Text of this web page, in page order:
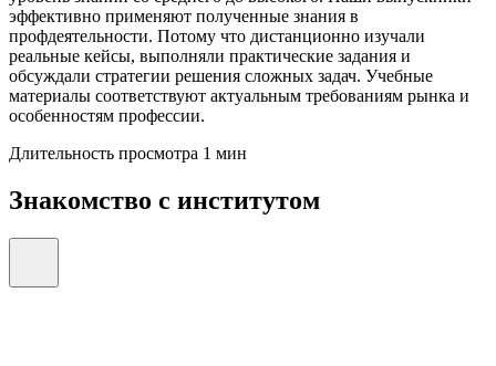
эффективно применяют полученные знания в
профдеятельности. Потому что дистанционно изучали
реальные кейсы, выполняли практические задания и
обсуждали стратегии решения сложных задач. Учебные
материалы соответствуют актуальным требованиям рынка и
особенностям профессии.
Длительность просмотра 1 мин
Знакомство с институтом